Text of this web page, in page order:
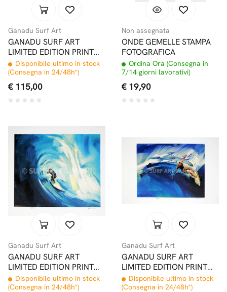
Ganadu Surf Art
GANADU SURF ART
LIMITED EDITION PRINT
#11 32x46,5CM
Disponibile ultimo in stock
(Consegna in 24/48h*)
€ 115,00
Non assegnata
ONDE GEMELLE STAMPA
FOTOGRAFICA
Ordina Ora (Consegna in
7/14 giorni lavorativi)
€ 19,90
Ganadu Surf Art
GANADU SURF ART
LIMITED EDITION PRINT
#12 32x46,5CM
Disponibile ultimo in stock
(Consegna in 24/48h*)
Ganadu Surf Art
GANADU SURF ART
LIMITED EDITION PRINT
#13 32x46,5CM
Disponibile ultimo in stock
(Consegna in 24/48h*)